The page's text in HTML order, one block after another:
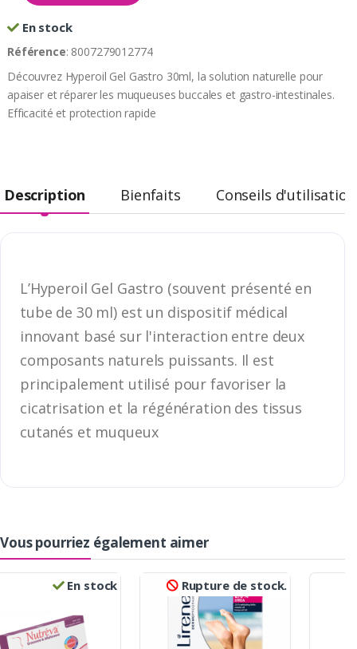
En stock
Référence: 8007279012774
Découvrez Hyperoil Gel Gastro 30ml, la solution naturelle pour
apaiser et réparer les muqueuses buccales et gastro-intestinales.
Efficacité et protection rapide
Description Bienfaits Conseils d'utilisation
L’Hyperoil Gel Gastro (souvent présenté en
tube de 30 ml) est un dispositif médical
innovant basé sur l'interaction entre deux
composants naturels puissants. Il est
principalement utilisé pour favoriser la
cicatrisation et la régénération des tissus
cutanés et muqueux
Vous pourriez également aimer
En stock Rupture de stock.